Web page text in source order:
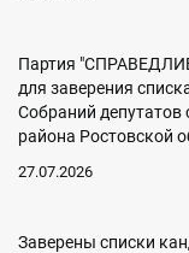
Партия
для заверения
Собраний депутатов
района Ростовской
27.07.2026
Заверены списки